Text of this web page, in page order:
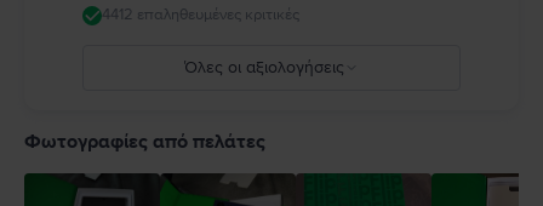
4412 επαληθευμένες κριτικές
Όλες οι αξιολογήσεις
4
Φωτογραφίες από πελάτες